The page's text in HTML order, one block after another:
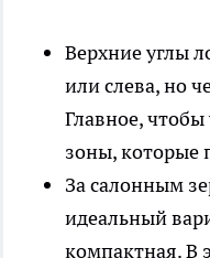
Верхние углы
или слева, но
Главное, чтобы
зоны, которые
За салонным
идеальный
компактная. В